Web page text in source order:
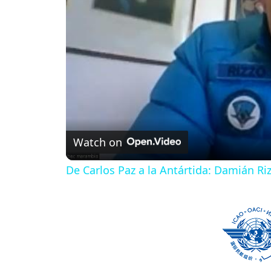
Watch on
De Carlos Paz a la Antártida: Damián